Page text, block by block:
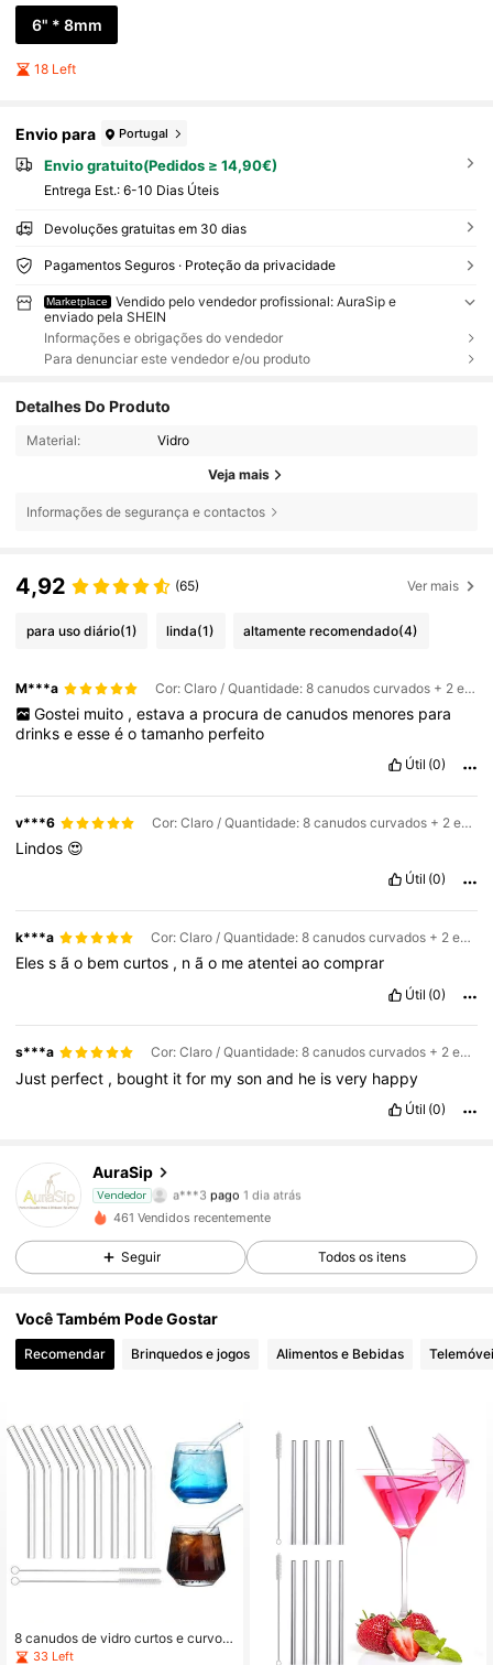
6" * 8mm
18 Left
Envio para Portugal
Envio gratuito(Pedidos ≥ 14,90€)
Entrega Est.: 6-10 Dias Úteis
Devoluções gratuitas em 30 dias
Pagamentos Seguros · Proteção da privacidade
Marketplace
Vendido pelo vendedor profissional: AuraSip e
enviado pela SHEIN
Informações e obrigações do vendedor
Para denunciar este vendedor e/ou produto
Detalhes Do Produto
Material: Vidro
Veja mais
Informações de segurança e contactos
4,92 (65) Ver mais
para uso diário(1) linda(1) altamente recomendado(4)
M***a Cor: Claro / Quantidade: 8 canudos curvados + 2 escovas de limpeza / Tamanho: 6" * 8mm
Gostei muito , estava a procura de canudos menores para
drinkseesseéotamanho perfeito
Útil (0)
v***6 Cor: Claro / Quantidade: 8 canudos curvados + 2 escovas de limpeza / Tamanho: 6" * 8mm
Lindos 😍
Útil (0)
k***a Cor: Claro / Quantidade: 8 canudos curvados + 2 escovas de limpeza / Tamanho: 6" * 8mm
Elessão bemcurtos , não meatenteiaocomprar
Útil (0)
s***a Cor: Claro / Quantidade: 8 canudos curvados + 2 escovas de limpeza / Tamanho: 6" * 8mm
Just perfect , bought itfor mysonand he isvery happy
Útil (0)
AuraSip
Vendedor
a***3 pago 1 dia atrás
4,93
1 Seguidores
1 Seguidores
461 Vendidos recentemente
Seguir Todos os itens
Você Também Pode Gostar
Recomendar Brinquedos e jogos Alimentos e Bebidas
8 canudos de vidro curtos e curvos,
15 cm x 10 mm, reutilizáveis, transp
33 Left